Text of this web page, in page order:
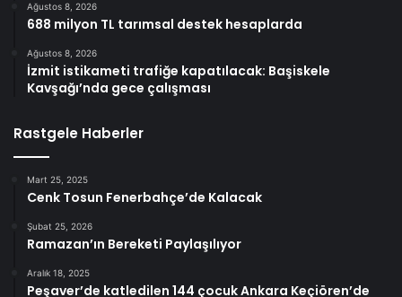
Ağustos 8, 2026
688 milyon TL tarımsal destek hesaplarda
Ağustos 8, 2026
İzmit istikameti trafiğe kapatılacak: Başiskele
Kavşağı’nda gece çalışması
Rastgele Haberler
Mart 25, 2025
Cenk Tosun Fenerbahçe’de Kalacak
Şubat 25, 2026
Ramazan’ın Bereketi Paylaşılıyor
Aralık 18, 2025
Peşaver’de katledilen 144 çocuk Ankara Keçiören’de